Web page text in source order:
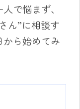
で悩まず、
ん”に相談す
ら始めてみ